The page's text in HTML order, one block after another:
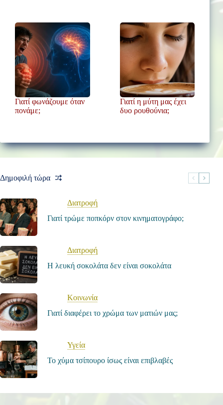
Γιατί φωνάζουμε όταν
πονάμε;
Γιατί η μύτη μας έχει
δυο ρουθούνια;
Δημοφιλή τώρα
Διατροφή
Γιατί τρώμε ποπκόρν στον κινηματογράφο;
Διατροφή
Η λευκή σοκολάτα δεν είναι σοκολάτα
Κοινωνία
Γιατί διαφέρει το χρώμα των ματιών μας;
Υγεία
Το χύμα τσίπουρο ίσως είναι επιβλαβές